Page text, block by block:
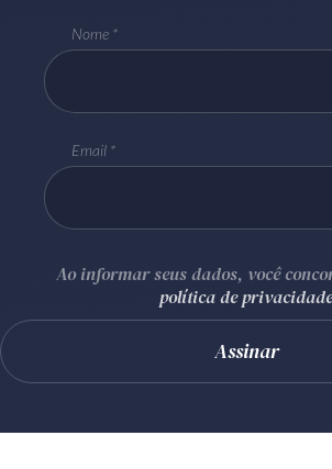
Nome
Email
Ao informar seus dados, você
política de privacidade